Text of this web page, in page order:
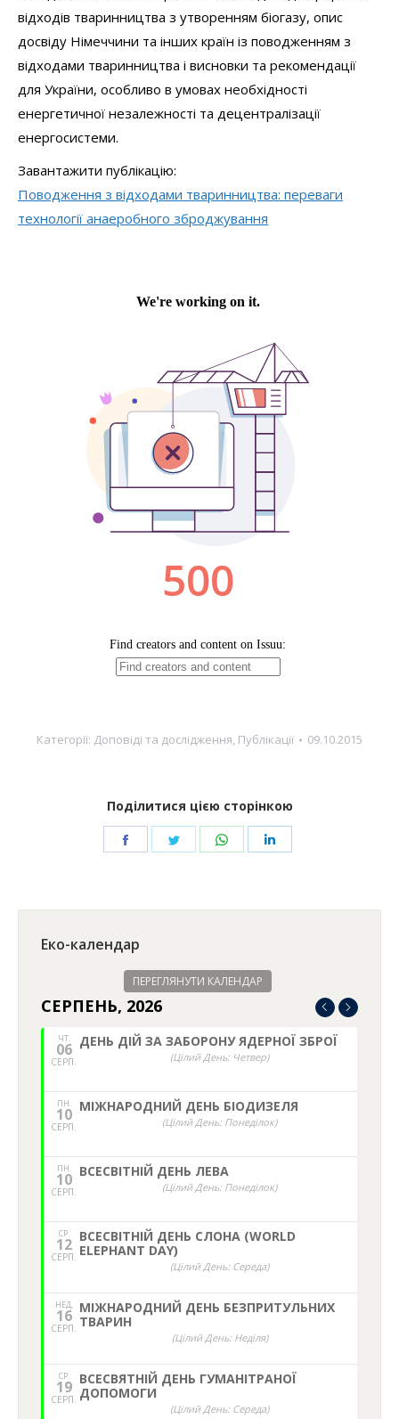
відходів тваринництва з утворенням біогазу, опис
досвіду Німеччини та інших країн із поводженням з
відходами тваринництва і висновки та рекомендації
для України, особливо в умовах необхідності
енергетичної незалежності та децентралізації
енергосистеми.
Завантажити публікацію:
Поводження з відходами тваринництва: переваги
технології анаеробного зброджування
Категорії: Доповіді та дослідження, Публікації 09.10.2015
Поділитися цією сторінкою
Share
Share
Share
Еко-календар
ПЕРЕГЛЯНУТИ КАЛЕНДАР
СЕРПЕНЬ, 2026
ЧТ.
06
СЕРП.
ДЕНЬ ДІЙ ЗА ЗАБОРОНУ ЯДЕРНОЇ ЗБРОЇ
(Цілий День: Четвер)
ПН.
10
СЕРП.
МІЖНАРОДНИЙ ДЕНЬ БІОДИЗЕЛЯ
(Цілий День: Понеділок)
ПН.
10
СЕРП.
ВСЕСВІТНІЙ ДЕНЬ ЛЕВА
(Цілий День: Понеділок)
СР.
12
СЕРП.
ВСЕСВІТНІЙ ДЕНЬ СЛОНА (WORLD
ELEPHANT DAY)
(Цілий День: Середа)
НЕД,
16
СЕРП.
МІЖНАРОДНИЙ ДЕНЬ БЕЗПРИТУЛЬНИХ
ТВАРИН
(Цілий День: Неділя)
СР.
19
СЕРП.
ВСЕСВЯТНІЙ ДЕНЬ ГУМАНІТРАНОЇ
ДОПОМОГИ
(Цілий День: Середа)